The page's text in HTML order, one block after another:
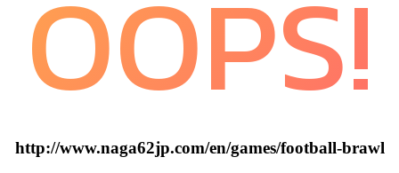
OOPS!
http://www.naga62jp.com/en/games/football-brawl